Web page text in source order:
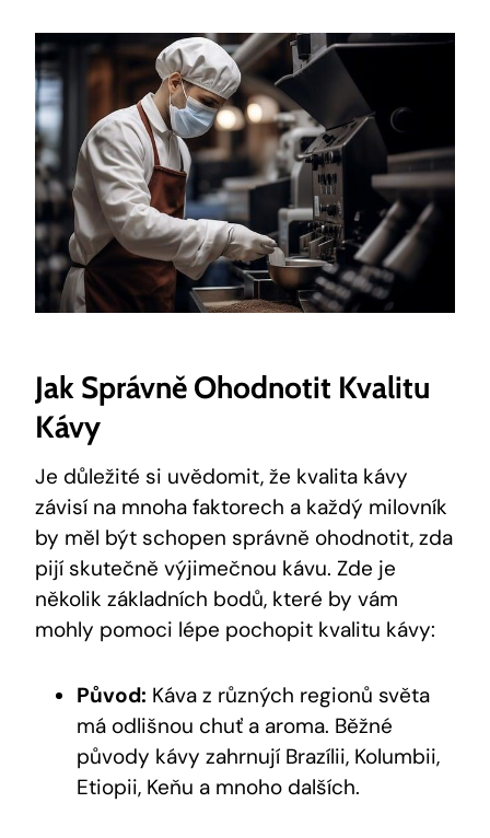
Jak Správně Ohodnotit Kvalitu
Kávy
Je důležité si uvědomit, že kvalita kávy
závisí na mnoha faktorech a každý milovník
by měl být schopen správně ohodnotit, zda
pijí skutečně výjimečnou kávu. Zde je
několik základních bodů, které by vám
mohly pomoci lépe pochopit kvalitu kávy:
Původ: Káva z různých regionů světa
má odlišnou chuť a aroma. Běžné
původy kávy zahrnují Brazílii, Kolumbii,
Etiopii, Keňu a mnoho dalších.